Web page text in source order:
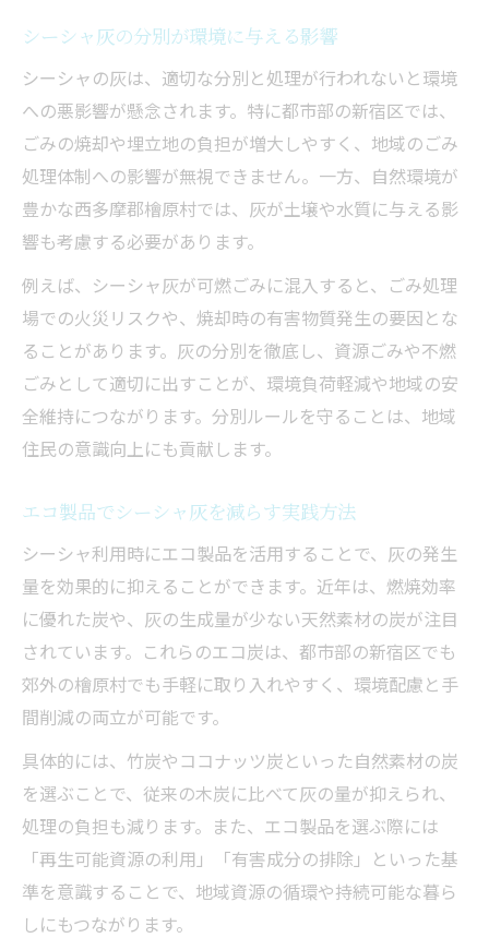
シーシャ灰の分別が環境に与える影響
シーシャの灰は、適切な分別と処理が行われないと環境
への悪影響が懸念されます。特に都市部の新宿区では、
ごみの焼却や埋立地の負担が増大しやすく、地域のごみ
処理体制への影響が無視できません。一方、自然環境が
豊かな西多摩郡檜原村では、灰が土壌や水質に与える影
響も考慮する必要があります。
例えば、シーシャ灰が可燃ごみに混入すると、ごみ処理
場での火災リスクや、焼却時の有害物質発生の要因とな
ることがあります。灰の分別を徹底し、資源ごみや不燃
ごみとして適切に出すことが、環境負荷軽減や地域の安
全維持につながります。分別ルールを守ることは、地域
住民の意識向上にも貢献します。
エコ製品でシーシャ灰を減らす実践方法
シーシャ利用時にエコ製品を活用することで、灰の発生
量を効果的に抑えることができます。近年は、燃焼効率
に優れた炭や、灰の生成量が少ない天然素材の炭が注目
されています。これらのエコ炭は、都市部の新宿区でも
郊外の檜原村でも手軽に取り入れやすく、環境配慮と手
間削減の両立が可能です。
具体的には、竹炭やココナッツ炭といった自然素材の炭
を選ぶことで、従来の木炭に比べて灰の量が抑えられ、
処理の負担も減ります。また、エコ製品を選ぶ際には
「再生可能資源の利用」「有害成分の排除」といった基
準を意識することで、地域資源の循環や持続可能な暮ら
しにもつながります。